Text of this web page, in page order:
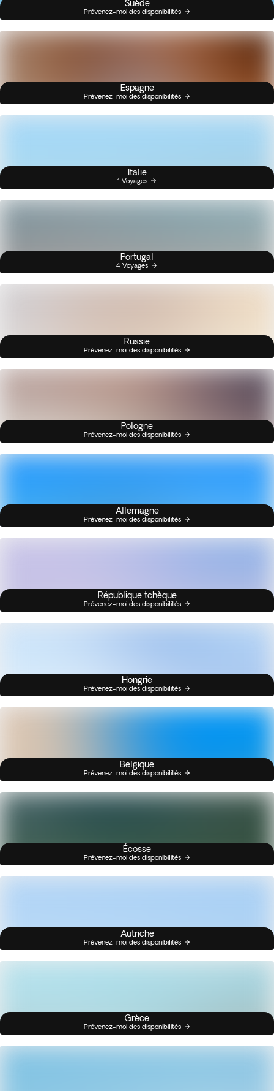
Suède
Prévenez-moi des disponibilités
Espagne
Prévenez-moi des disponibilités
Italie
1 Voyages
Portugal
4 Voyages
Russie
Prévenez-moi des disponibilités
Pologne
Prévenez-moi des disponibilités
Allemagne
Prévenez-moi des disponibilités
République tchèque
Prévenez-moi des disponibilités
Hongrie
Prévenez-moi des disponibilités
Belgique
Prévenez-moi des disponibilités
Écosse
Prévenez-moi des disponibilités
Autriche
Prévenez-moi des disponibilités
Grèce
Prévenez-moi des disponibilités